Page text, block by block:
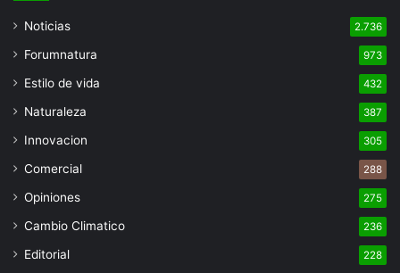
Noticias 2.736
Forumnatura 973
Estilo de vida 432
Naturaleza 387
Innovacion 305
Comercial 288
Opiniones 275
Cambio Climatico 236
Editorial 228